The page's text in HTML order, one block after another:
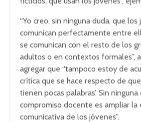
“Yo creo, sin ninguna duda, que los
comunican perfectamente entre
se comunican con el resto de los
adultos o en contextos formales”,
agregar que “tampoco estoy de
crítica que se hace respecto de
tienen pocas palabras’. Sin
compromiso docente es ampliar la
comunicativa de los jóvenes”.